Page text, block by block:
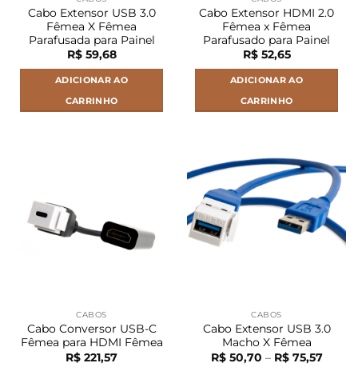
Cabo Extensor USB 3.0
Fêmea X Fêmea
Parafusada para Painel
R$59,68
ADICIONAR AO
CARRINHO
Cabo Extensor HDMI 2.0
Fêmea x Fêmea
Parafusado para Painel
R$52,65
ADICIONAR AO
CARRINHO
CABOS
Cabo Conversor USB-C
Fêmea para HDMI Fêmea
R$ 221,57
CABOS
Cabo Extensor USB 3.0
Macho X Fêmea
R$50,70 – R$75,57Faixa